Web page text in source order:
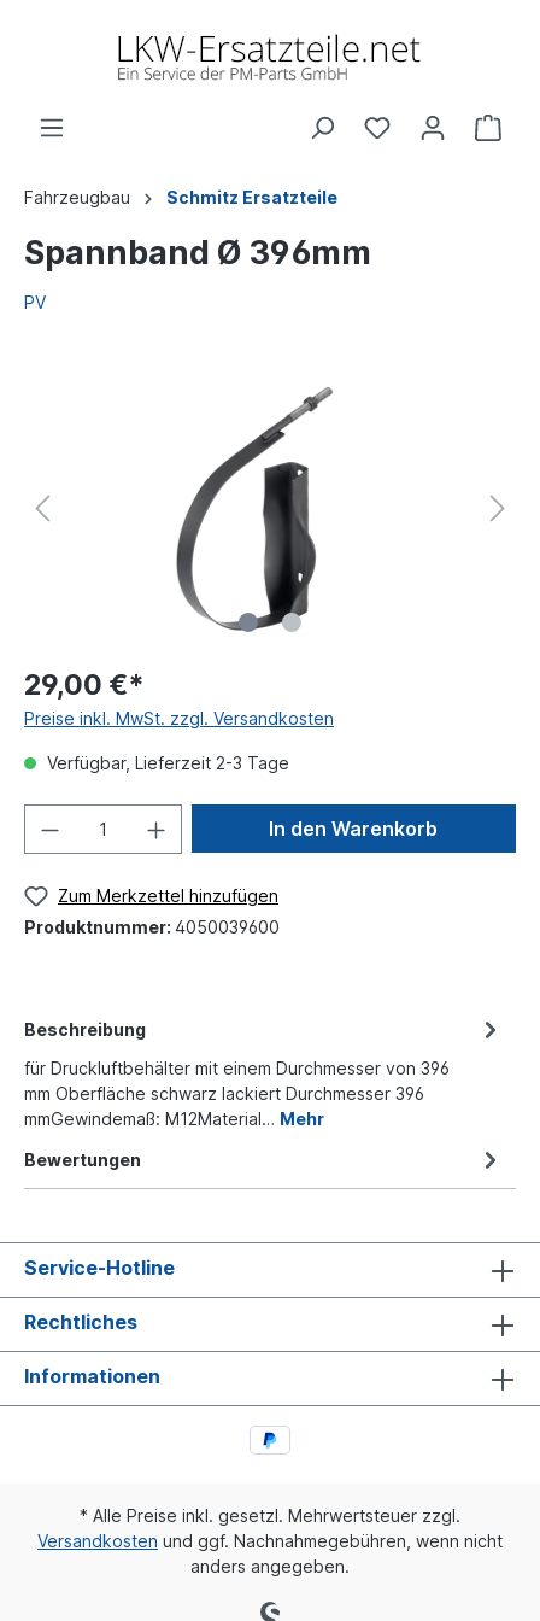
Fahrzeugbau Schmitz Ersatzteile
Spannband Ø 396mm
PV
29,00 €*
Preise inkl. MwSt. zzgl. Versandkosten
Verfügbar, Lieferzeit 2-3 Tage
In den Warenkorb
Zum Merkzettel hinzufügen
Produktnummer: 4050039600
Beschreibung
für Druckluftbehälter mit einem Durchmesser von 396
mm Oberfläche schwarz lackiert Durchmesser 396
mmGewindemaß: M12Material… Mehr
Bewertungen
Service-Hotline
Rechtliches
Informationen
* Alle Preise inkl. gesetzl. Mehrwertsteuer zzgl.
Versandkosten und ggf. Nachnahmegebühren, wenn nicht
anders angegeben.